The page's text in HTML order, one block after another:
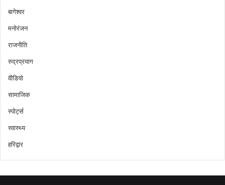
बागेश्वर
मनोरंजन
राजनीति
रुद्रप्रयाग
वीडियो
सामाजिक
स्पोर्ट्स
स्वास्थ्य
हरिद्वार